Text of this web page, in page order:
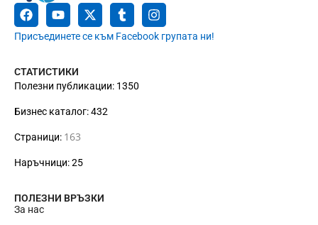
Присъединете се към Facebook групата ни!
СТАТИСТИКИ
Полезни публикации: 1350
Бизнес каталог: 432
Страници: 163
Наръчници: 25
ПОЛЕЗНИ ВРЪЗКИ
За нас